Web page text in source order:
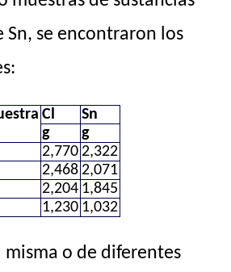
Sn, se encontraron los
Cl
Sn
g
g
2,770 2,322
2,468 2,071
2,204 1,845
1,230 1,032
misma o de diferentes